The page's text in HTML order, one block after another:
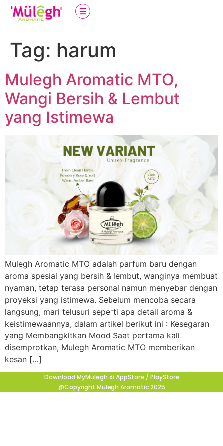
Tag: harum
Mulegh Aromatic MTO,
Wangi Bersih & Lembut
yang Istimewa
Mulegh Aromatic MTO adalah parfum baru dengan
aroma spesial yang bersih & lembut, wanginya membuat
nyaman, tetap terasa personal namun menyebar dengan
proyeksi yang istimewa. Sebelum mencoba secara
langsung, mari telusuri seperti apa detail aroma &
keistimewaannya, dalam artikel berikut ini : Kesegaran
yang Membangkitkan Mood Saat pertama kali
disemprotkan, Mulegh Aromatic MTO memberikan
kesan […]
Download MyMulegh di AppStore / PlayStore
@Copyright Mulegh Aromatic 2025